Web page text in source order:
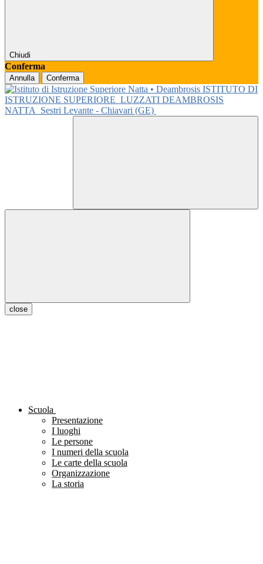
Chiudi
Conferma
Annulla Conferma
ISTITUTO DI
ISTRUZIONE SUPERIORE LUZZATI DEAMBROSIS
NATTA
Sestri Levante - Chiavari (GE)
close
Scuola
Presentazione
I luoghi
Le persone
I numeri della scuola
Le carte della scuola
Organizzazione
La storia